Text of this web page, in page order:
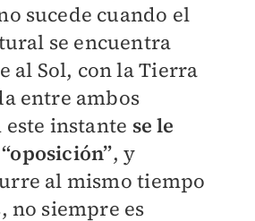
sucede cuando el
se encuentra
al Sol, con la Tierra
entre ambos
este instante se le
, y
al mismo tiempo
no siempre es